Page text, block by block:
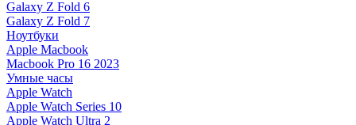
Galaxy Z Fold 6
Galaxy Z Fold 7
Ноутбуки
Apple Macbook
Macbook Pro 16 2023
Умные часы
Apple Watch
Apple Watch Series 10
Apple Watch Ultra 2